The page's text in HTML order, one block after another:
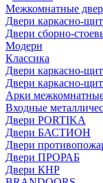
Межкомнатные
Двери каркасно-
Двери сборно-
Модерн
Классика
Двери каркасно-
Двери каркасно-
Арки
Входные
Двери PORTIKA
Двери БАСТИОН
Двери
Двери ПРОРАБ
Двери КНР